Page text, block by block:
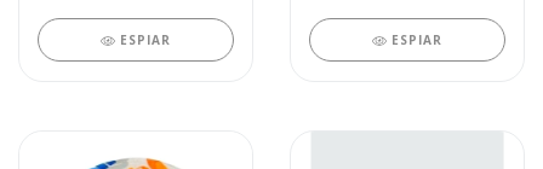
ESPIAR ESPIAR